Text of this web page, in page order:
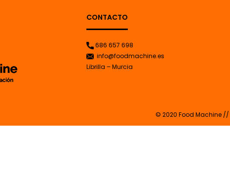
CONTACTO
686 657 698
info@foodmachine.es
Librilla – Murcia
© 2020 Food Machine //